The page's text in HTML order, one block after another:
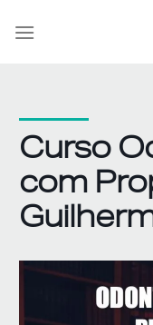
Curso
com